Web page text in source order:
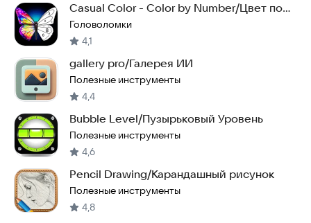
Casual Color - Color by Number/Цвет по
номеру
Головоломки
4,1
gallery pro/Галерея ИИ
Полезные инструменты
4,4
Bubble Level/Пузырьковый Уровень
Полезные инструменты
4,6
Pencil Drawing/Карандашный рисунок
Полезные инструменты
4,8